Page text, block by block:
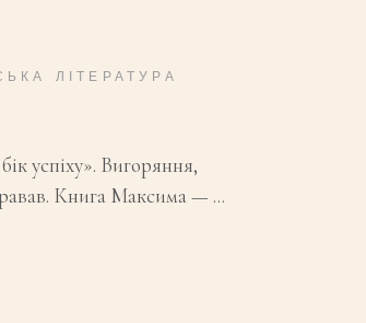
ЛІТЕРАТУРА
успіху». Вигоряння,
Книга Максима —